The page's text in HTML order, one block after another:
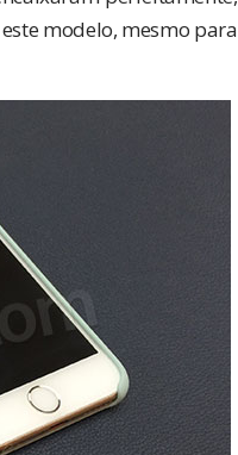
modelo, mesmo para